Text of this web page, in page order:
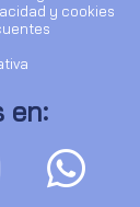
y cookies
en: